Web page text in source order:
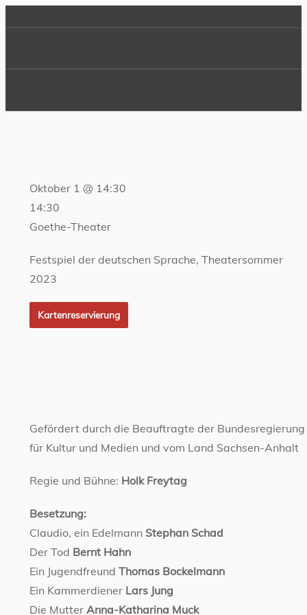
Gefördert durch die Beauftragte der Bundesregierung
für Kultur und Medien und vom Land Sachsen-Anhalt
Regie und Bühne: Holk Freytag
Besetzung:
Claudio, ein Edelmann Stephan Schad
Der Tod Bernt Hahn
Ein Jugendfreund Thomas Bockelmann
Ein Kammerdiener Lars Jung
Die Mutter Anna-Katharina Muck
Oktober 1 @ 14:30
14:30
Goethe-Theater
Festspiel der deutschen Sprache, Theatersommer
2023
Kartenreservierung